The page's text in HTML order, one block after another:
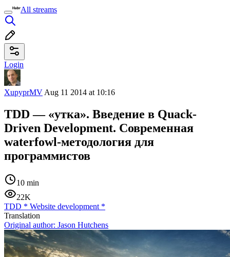
All streams
Login
XupyprMV Aug 11 2014 at 10:16
TDD — «утка». Введение в Quack-
Driven Development. Современная
waterfowl-методология для
программистов
10 min
22K
TDD * Website development *
Translation
Original author: Jason Hutchens